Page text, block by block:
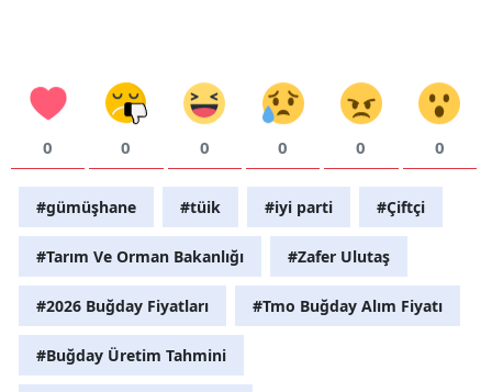
0 0 0 0 0 0
#gümüşhane #tüik #iyi parti #Çiftçi
#Tarım Ve Orman Bakanlığı #Zafer Ulutaş
#2026 Buğday Fiyatları #Tmo Buğday Alım Fiyatı
#Buğday Üretim Tahmini